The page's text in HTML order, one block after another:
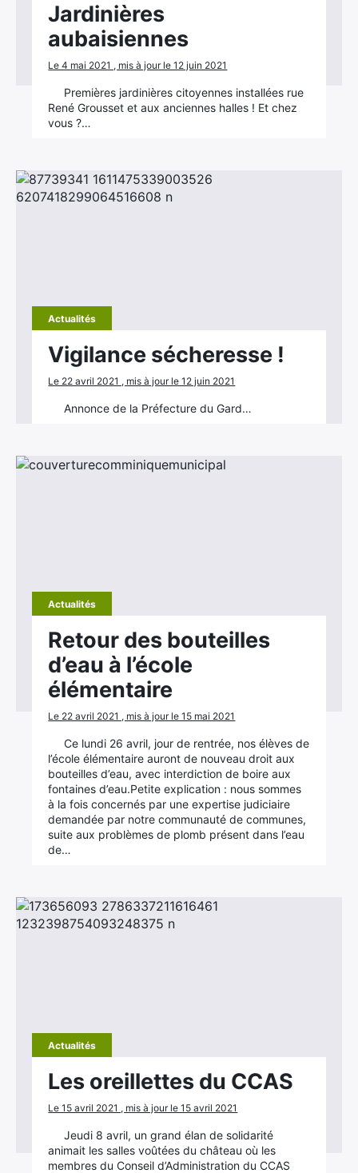
Jardinières
aubaisiennes
Le 4 mai 2021 , mis à jour le 12 juin 2021
Premières jardinières citoyennes installées rue
René Grousset et aux anciennes halles ! Et chez
vous ?…
Actualités
Vigilance sécheresse !
Le 22 avril 2021 , mis à jour le 12 juin 2021
Annonce de la Préfecture du Gard…
Actualités
Retour des bouteilles
d’eau à l’école
élémentaire
Le 22 avril 2021 , mis à jour le 15 mai 2021
Ce lundi 26 avril, jour de rentrée, nos élèves de
l’école élémentaire auront de nouveau droit aux
bouteilles d’eau, avec interdiction de boire aux
fontaines d’eau.Petite explication : nous sommes
à la fois concernés par une expertise judiciaire
demandée par notre communauté de communes,
suite aux problèmes de plomb présent dans l’eau
de…
Actualités
Les oreillettes du CCAS
Le 15 avril 2021 , mis à jour le 15 avril 2021
Jeudi 8 avril, un grand élan de solidarité
animait les salles voûtées du château où les
membres du Conseil d’Administration du CCAS